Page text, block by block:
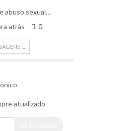
abuso sexual…
atrás 0
atualizado